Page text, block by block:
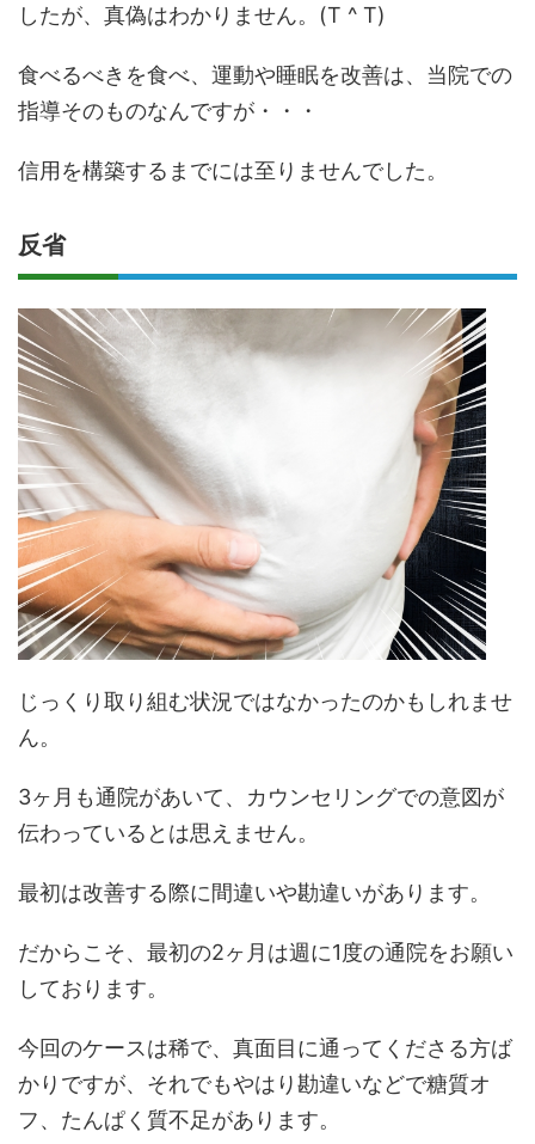
したが、真偽はわかりません。(T ^ T)
食べるべきを食べ、運動や睡眠を改善は、当院での
指導そのものなんですが・・・
信用を構築するまでには至りませんでした。
反省
じっくり取り組む状況ではなかったのかもしれませ
ん。
3ヶ月も通院があいて、カウンセリングでの意図が
伝わっているとは思えません。
最初は改善する際に間違いや勘違いがあります。
だからこそ、最初の2ヶ月は週に1度の通院をお願い
しております。
今回のケースは稀で、真面目に通ってくださる方ば
かりですが、それでもやはり勘違いなどで糖質オ
フ、たんぱく質不足があります。